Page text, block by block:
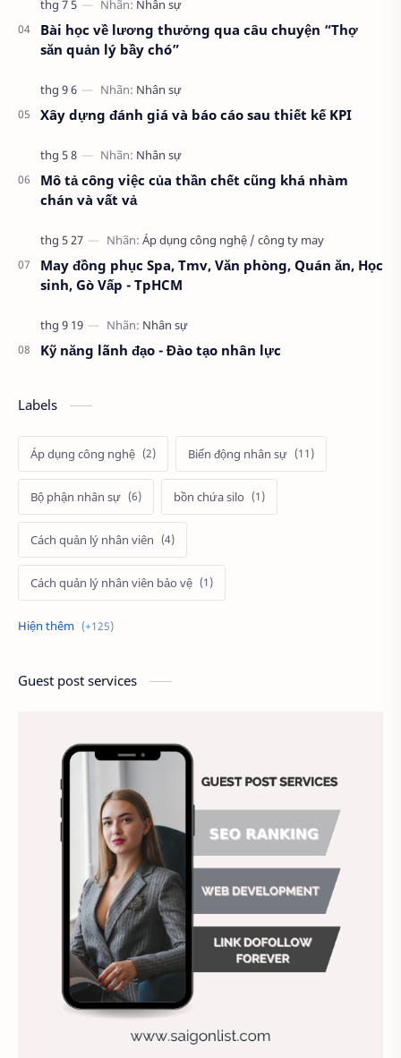
Bài học về lương thưởng qua câu chuyện “Thợ
săn quản lý bầy chó”
Xây dựng đánh giá và báo cáo sau thiết kế KPI
Mô tả công việc của thần chết cũng khá nhàm
chán và vất vả
May đồng phục Spa, Tmv, Văn phòng, Quán ăn, Học
sinh, Gò Vấp - TpHCM
Kỹ năng lãnh đạo - Đào tạo nhân lực
Labels
Áp dụng công nghệ Biến động nhân sự
Bộ phận nhân sự bồn chứa silo
Cách quản lý nhân viên
Cách quản lý nhân viên bảo vệ
Cách tính lương
Chất lượng dịch vụ Chiến lược nhân sự
Chiến lược quản lý
Chung Chụp ảnh tự sướng
công ty may Công ty sơn
Công việc hiệu quả Công việc khách sạn
Doanh nghiệp Duy trì doanh nghiệp
Đánh giá nhân viên
Guest post services